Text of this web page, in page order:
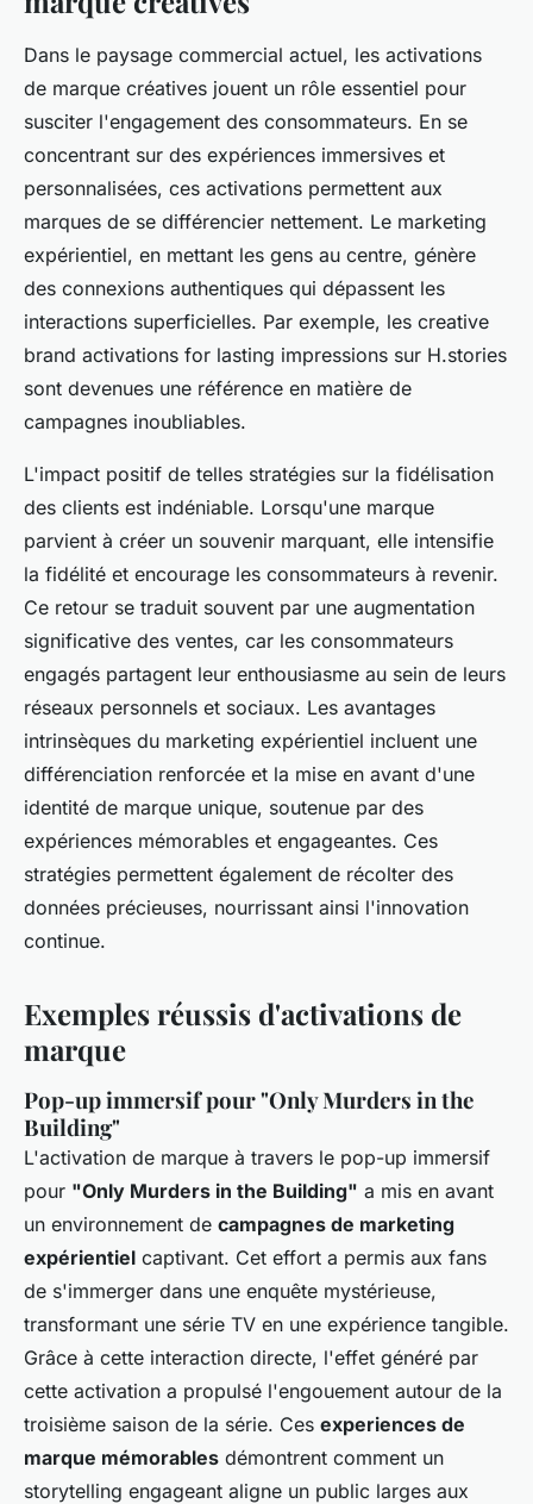
Dans le paysage commercial actuel, les activations
de marque créatives jouent un rôle essentiel pour
susciter l'engagement des consommateurs. En se
concentrant sur des expériences immersives et
personnalisées, ces activations permettent aux
marques de se différencier nettement. Le marketing
expérientiel, en mettant les gens au centre, génère
des connexions authentiques qui dépassent les
interactions superficielles. Par exemple, les creative
brand activations for lasting impressions sur H.stories
sont devenues une référence en matière de
campagnes inoubliables.
L'impact positif de telles stratégies sur la fidélisation
des clients est indéniable. Lorsqu'une marque
parvient à créer un souvenir marquant, elle intensifie
la fidélité et encourage les consommateurs à revenir.
Ce retour se traduit souvent par une augmentation
significative des ventes, car les consommateurs
engagés partagent leur enthousiasme au sein de leurs
réseaux personnels et sociaux. Les avantages
intrinsèques du marketing expérientiel incluent une
différenciation renforcée et la mise en avant d'une
identité de marque unique, soutenue par des
expériences mémorables et engageantes. Ces
stratégies permettent également de récolter des
données précieuses, nourrissant ainsi l'innovation
continue.
Exemples réussis d'activations de
marque
Pop-up immersif pour "Only Murders in the
Building"
L'activation de marque à travers le pop-up immersif
pour "Only Murders in the Building" a mis en avant
un environnement de campagnes de marketing
expérientiel captivant. Cet effort a permis aux fans
de s'immerger dans une enquête mystérieuse,
transformant une série TV en une expérience tangible.
Grâce à cette interaction directe, l'effet généré par
cette activation a propulsé l'engouement autour de la
troisième saison de la série. Ces experiences de
marque mémorables démontrent comment un
storytelling engageant aligne un public larges aux